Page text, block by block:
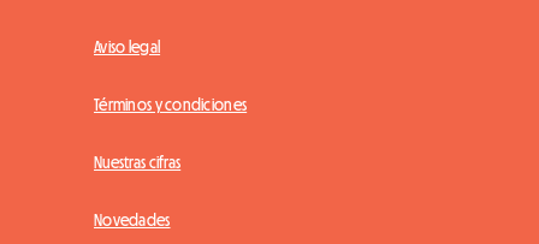
Aviso legal
Términos y condiciones
Nuestras cifras
Novedades